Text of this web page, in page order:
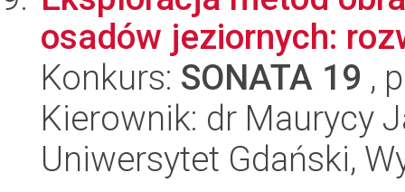
osadów jeziornych:
Konkurs: SONATA 19 ,
Kierownik: dr Maurycy
Uniwersytet Gdański,